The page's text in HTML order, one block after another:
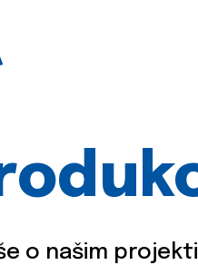
o našim